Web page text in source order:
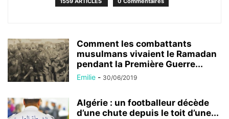
Comment les combattants
musulmans vivaient le Ramadan
pendant la Première Guerre...
Emilie - 30/06/2019
Algérie : un footballeur décède
d’une chute depuis le toit d’une...